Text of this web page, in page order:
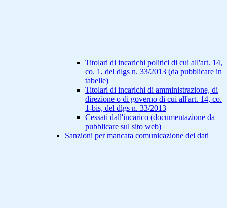
Titolari di incarichi politici di cui all'art. 14,
co. 1, del dlgs n. 33/2013 (da pubblicare in
tabelle)
Titolari di incarichi di amministrazione, di
direzione o di governo di cui all'art. 14, co.
1-bis, del dlgs n. 33/2013
Cessati dall'incarico (documentazione da
pubblicare sul sito web)
Sanzioni per mancata comunicazione dei dati